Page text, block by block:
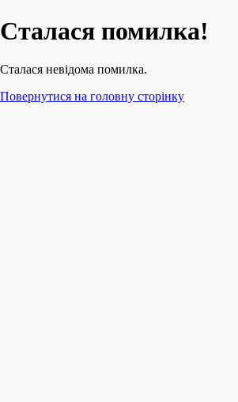
Сталася помилка!
Сталася невідома помилка.
Повернутися на головну сторінку